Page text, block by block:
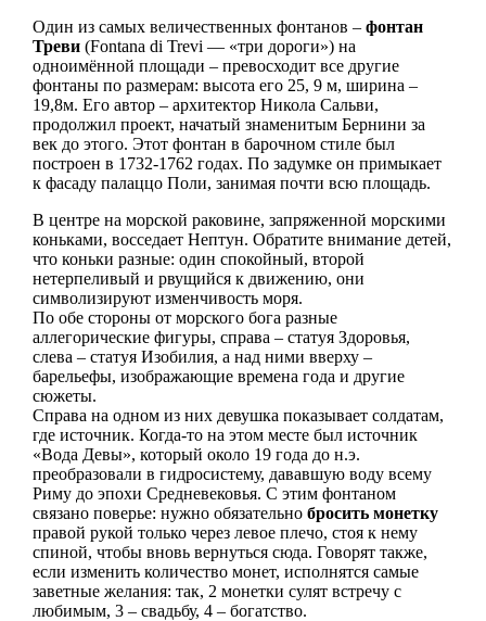
Один из самых величественных фонтанов – фонтан
Треви(Fontana di Trevi — «три дороги») на
одноимённой площади – превосходит все другие
фонтаны по размерам: высота его 25, 9 м, ширина –
19,8м. Его автор – архитектор Никола Сальви,
продолжил проект, начатый знаменитым Бернини за
век до этого. Этот фонтан в барочном стиле был
построен в 1732-1762 годах. По задумке он примыкает
к фасаду палаццо Поли, занимая почти всю площадь.
В центре на морской раковине, запряженной морскими
коньками, восседает Нептун. Обратите внимание детей,
что коньки разные: один спокойный, второй
нетерпеливый и рвущийся к движению, они
символизируют изменчивость моря.
По обе стороны от морского бога разные
аллегорические фигуры, справа – статуя Здоровья,
слева – статуя Изобилия, а над ними вверху –
барельефы, изображающие времена года и другие
сюжеты.
Справа на одном из них девушка показывает солдатам,
где источник. Когда-то на этом месте был источник
«Вода Девы», который около 19 года до н.э.
преобразовали в гидросистему, дававшую воду всему
Риму до эпохи Средневековья. С этим фонтаном
связано поверье: нужно обязательно бросить монетку
правой рукой только через левое плечо, стоя к нему
спиной, чтобы вновь вернуться сюда. Говорят также,
если изменить количество монет, исполнятся самые
заветные желания: так, 2 монетки сулят встречу с
любимым, 3 – свадьбу, 4 – богатство.